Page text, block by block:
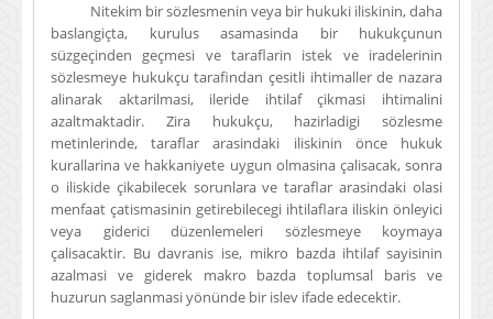
Nitekim bir sözlesmenin veya bir hukuki iliskinin, daha
baslangiçta, kurulus asamasinda bir hukukçunun
süzgeçinden geçmesi ve taraflarin istek ve iradelerinin
sözlesmeye hukukçu tarafindan çesitli ihtimaller de nazara
alinarak aktarilmasi, ileride ihtilaf çikmasi ihtimalini
azaltmaktadir. Zira hukukçu, hazirladigi sözlesme
metinlerinde, taraflar arasindaki iliskinin önce hukuk
kurallarina ve hakkaniyete uygun olmasina çalisacak, sonra
o iliskide çikabilecek sorunlara ve taraflar arasindaki olasi
menfaat çatismasinin getirebilecegi ihtilaflara iliskin önleyici
veya giderici düzenlemeleri sözlesmeye koymaya
çalisacaktir. Bu davranis ise, mikro bazda ihtilaf sayisinin
azalmasi ve giderek makro bazda toplumsal baris ve
huzurun saglanmasi yönünde bir islev ifade edecektir.